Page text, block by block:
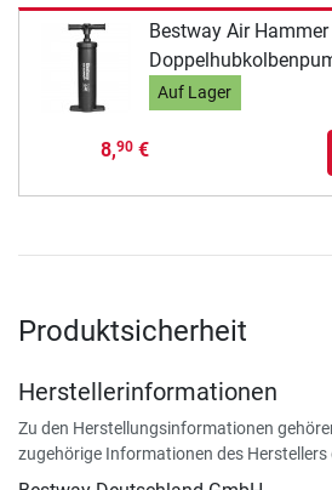
Bestway Air Hammer
Auf Lager
8,90€
Produktsicherheit
Herstellerinformationen
Zu den Herstellungsinformationen
zugehörige Informationen des Herstellers